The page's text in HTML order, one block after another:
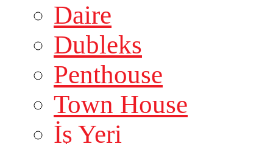
Daire
Dubleks
Penthouse
Town House
İş Yeri